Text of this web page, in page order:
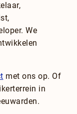
We
met ons op. Of
in